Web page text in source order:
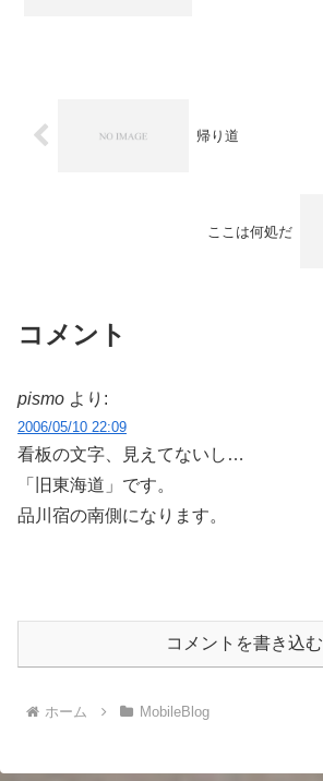
帰り道
ここは何処だ
コメント
pismo より:
2006/05/10 22:09
看板の文字、見えてないし…
「旧東海道」です。
品川宿の南側になります。
コメントを書き込む
ホーム MobileBlog